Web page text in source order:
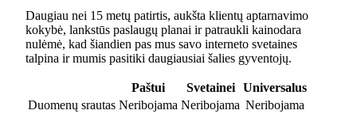
Daugiau nei 15 metų patirtis, aukšta klientų aptarnavimo
kokybė, lankstūs paslaugų planai ir patraukli kainodara
nulėmė, kad šiandien pas mus savo interneto svetaines
talpina ir mumis pasitiki daugiausiai šalies gyventojų.
Paštui Svetainei
Universalus
Duomenų srautas Neribojama Neribojama Neribojama